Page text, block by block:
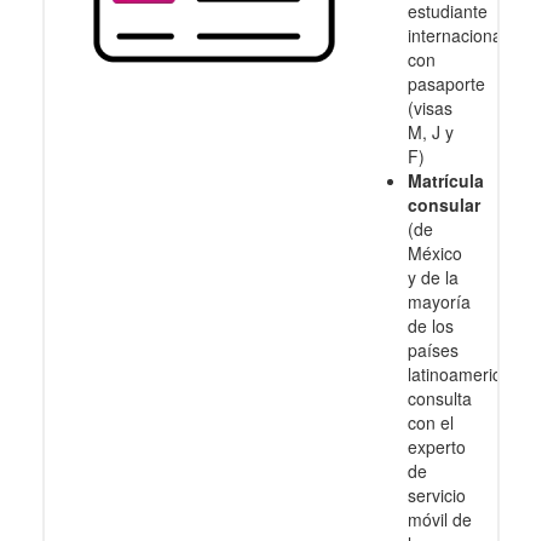
estudiante
internacional
con
pasaporte
(visas
M, J y
F)
Matrícula
consular
(de
México
y de la
mayoría
de los
países
latinoamericanos,
consulta
con el
experto
de
servicio
móvil de